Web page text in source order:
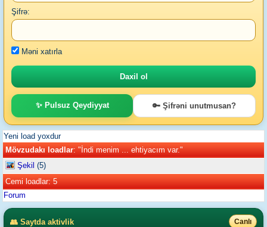
Şifrə:
Məni xatırla
✨ Pulsuz Qeydiyyat 🔑 Şifrəni unutmusan?
Yeni load yoxdur
Mövzudakı loadlar: "İndi menim ... ehtiyacım var."
Şekil (5)
Cemi loadlar: 5
Forum
👥 Saytda aktivlik Canlı